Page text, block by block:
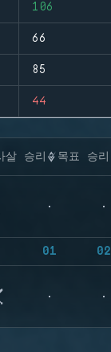
106
66
85
44
살 승리 목표 승리
01 02